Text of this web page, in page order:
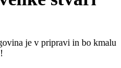
je v pripravi in ​​bo kmalu